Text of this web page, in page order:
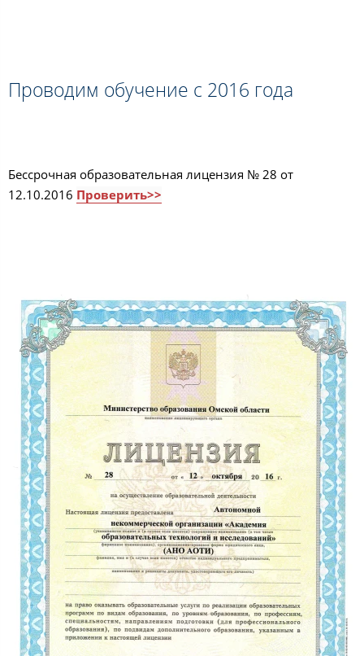
Проводим обучение с 2016 года
Бессрочная образовательная лицензия № 28 от
12.10.2016 Проверить>>